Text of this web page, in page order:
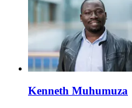
Kenneth Muhumuza